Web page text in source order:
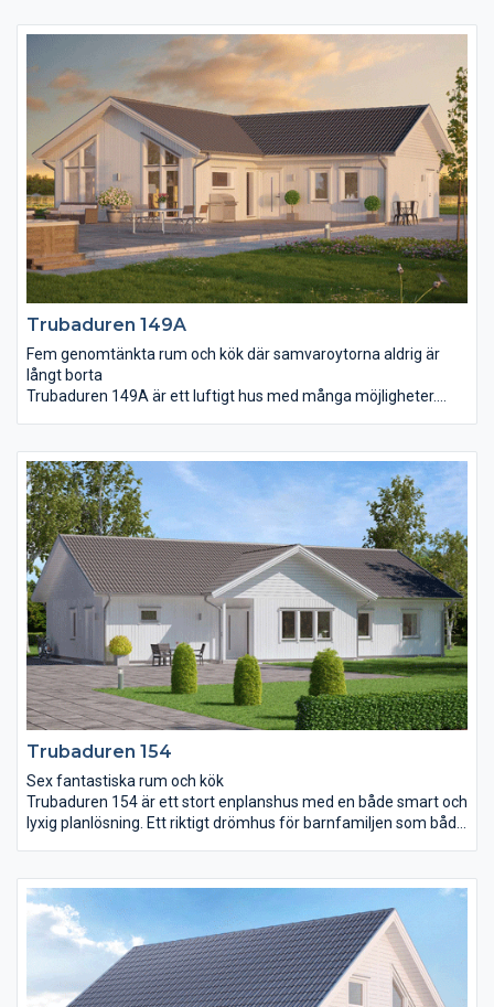
och öppna tak skänker ljus och energi till hela familjen, en plats
att umgås och trivas på. Härifrån har ni ett stort helglasat
skjutparti som tar er ut till den vindskyddade uteplatsen.Köket
är centralt placerat och dess klassiska form med tillhörande
köksö gör det extra arbetsvänligt och yteffektivt.
Föräldrasovrummet har försetts med eget badrum och walk-in
closet.
Trubaduren 149A
Fem genomtänkta rum och kök där samvaroytorna aldrig är
långt borta
Trubaduren 149A är ett luftigt hus med många möjligheter.
och öppna tak skänker ljus och energi till hela familjen, en plats
att umgås och trivas på. Härifrån har ni ett stort helglasat
skjutparti som tar er ut till den vindskyddade uteplatsen.Köket
är centralt placerat och dess klassiska form med tillhörande
köksö gör det extra arbetsvänligt och yteffektivt.
Föräldrasovrummet har försetts med eget badrum och walk-in
closet.
Trubaduren 154
Sex fantastiska rum och kök
Trubaduren 154 är ett stort enplanshus med en både smart och
lyxig planlösning. Ett riktigt drömhus för barnfamiljen som både
kök och vardagsrum. Ovanför skapar det öppna ryggåstaket ett
ytterligare djup. Det stora sovrummet är ett riktigt ”master
bedroom”. Här finns nämligen ett tillhörande badrum med
möjlighet till jacuzzi och en stor klädkammare på 3,9 m². I en
avskild del av huset finns ytterligare tre sovrum, wc och ett
allrum.